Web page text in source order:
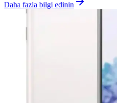
Daha fazla bilgi edinin